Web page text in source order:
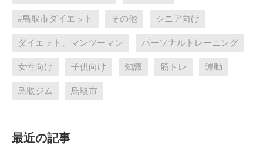
#鳥取市ダイエット その他 シニア向け
ダイエット、マンツーマン パーソナルトレーニング
女性向け 子供向け 知識 筋トレ 運動
鳥取ジム 鳥取市
最近の記事